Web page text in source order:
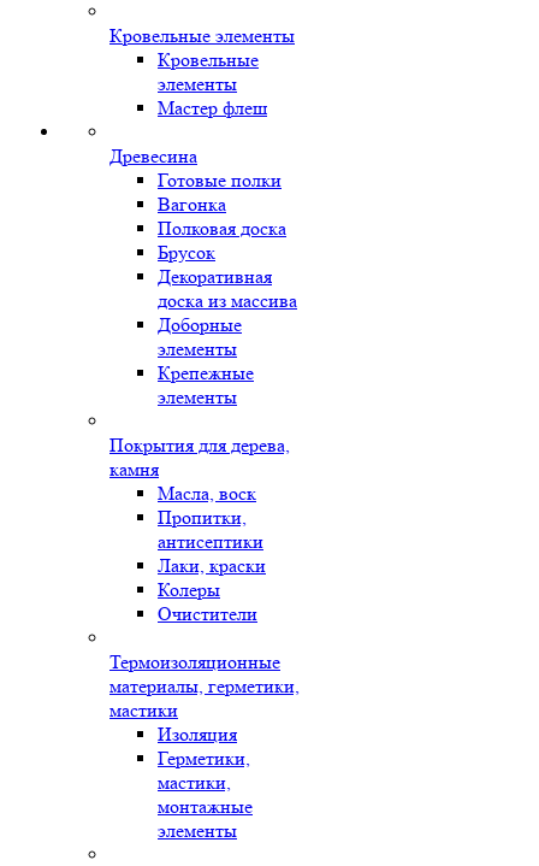
Кровельные элементы
Кровельные
элементы
Мастер флеш
Древесина
Готовые полки
Вагонка
Полковая доска
Брусок
Декоративная
доска из массива
Доборные
элементы
Крепежные
элементы
Покрытия для дерева,
камня
Масла, воск
Пропитки,
антисептики
Лаки, краски
Колеры
Очистители
Термоизоляционные
материалы, герметики,
мастики
Изоляция
Герметики,
мастики,
монтажные
элементы